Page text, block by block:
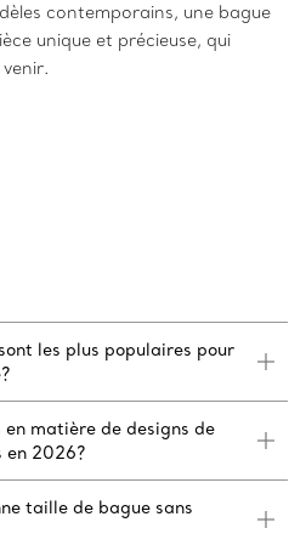
contemporains, une bague
unique et précieuse, qui
les plus populaires pour
matière de designs de
en 2026?
taille de bague sans